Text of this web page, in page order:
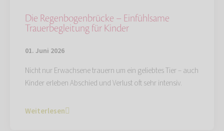
Die Regenbogenbrücke – Einfühlsame
Trauerbegleitung für Kinder
01. Juni 2026
Nicht nur Erwachsene trauern um ein geliebtes Tier – auch
Kinder erleben Abschied und Verlust oft sehr intensiv.
Weiterlesen